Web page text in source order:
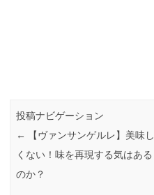
投稿ナビゲーション
←
【ヴァンサンゲルレ】美味し
くない！味を再現する気はある
のか？